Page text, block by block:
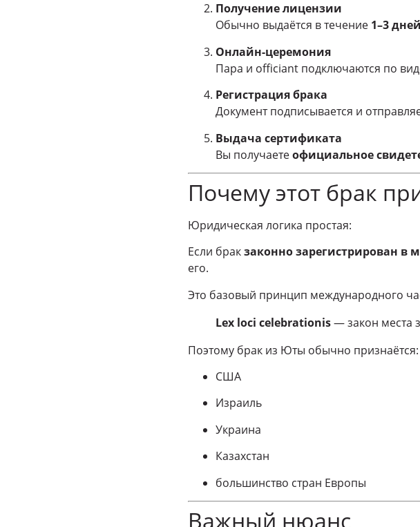
Получение лицензии
Обычно выдаётся в течение 1–3 дней
Онлайн-церемония
Пара и officiant подключаются по
Регистрация брака
Документ подписывается и
Выдача сертификата
Вы получаетеофициальное
Почему этот брак
Юридическая логика простая:
Если бракзаконно зарегистрирован в
его.
Это базовый принцип международного
Lex loci celebrationis— закон места
Поэтому брак из Юты обычно признаётся:
США
Израиль
Украина
Казахстан
большинство стран Европы
Важный нюанс